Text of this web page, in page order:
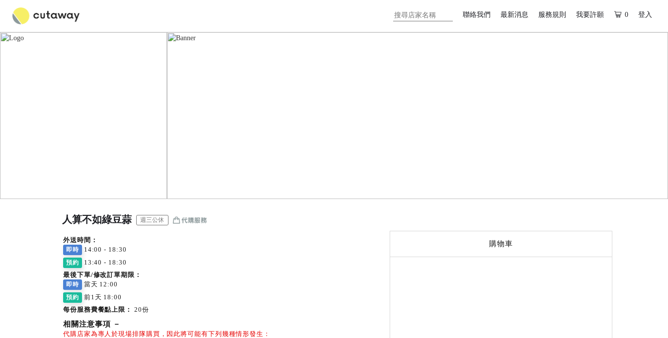
登入
0
我要許願
服務規則
最新消息
聯絡我們
人算不如綠豆蒜 週三公休
外送時間：
即時 14:00 - 18:30
預約
13:40 - 18:30
最後下單/修改訂單期限：
即時 當天 12:00
預約
前1天 18:00
每份服務費餐點上限： 20份
相關注意事項 －
代購店家為專人於現場排隊購買，因此將可能有下列幾種情形發生：
購物車